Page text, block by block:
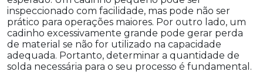
inspeccionado com facilidade, mas pode não ser
prático para operações maiores. Por outro lado, um
cadinho excessivamente grande pode gerar perda
de material se não for utilizado na capacidade
adequada. Portanto, determinar a quantidade de
solda necessária para o seu processo é fundamental.